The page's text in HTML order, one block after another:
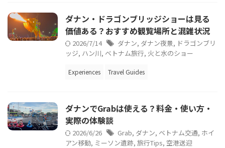
ダナン・ドラゴンブリッジショーは見る
価値ある？おすすめ観覧場所と混雑状況
2026/7/14 ダナン, ダナン夜景, ドラゴンブリ
ッジ, ハン川, ベトナム旅行, 火と水のショー
Experiences Travel Guides
ダナンでGrabは使える？料金・使い方・
実際の体験談
2026/6/26 Grab, ダナン, ベトナム交通, ホイ
アン移動, ミーソン遺跡, 旅行Tips, 空港送迎